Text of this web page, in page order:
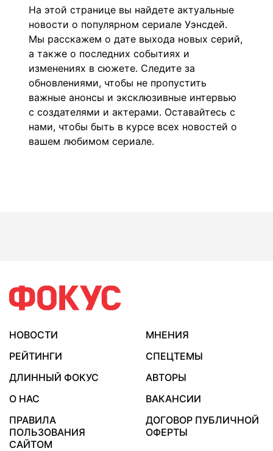
На этой странице вы найдете актуальные
новости о популярном сериале Уэнсдей.
Мы расскажем о дате выхода новых серий,
а также о последних событиях и
изменениях в сюжете. Следите за
обновлениями, чтобы не пропустить
важные анонсы и эксклюзивные интервью
с создателями и актерами. Оставайтесь с
нами, чтобы быть в курсе всех новостей о
вашем любимом сериале.
НОВОСТИ
МНЕНИЯ
РЕЙТИНГИ
СПЕЦТЕМЫ
ДЛИННЫЙ ФОКУС
АВТОРЫ
О НАС
ВАКАНСИИ
ПРАВИЛА
ПОЛЬЗОВАНИЯ
САЙТОМ
ДОГОВОР ПУБЛИЧНОЙ
ОФЕРТЫ